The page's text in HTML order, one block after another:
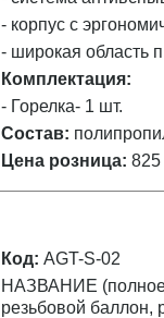
- корпус с
- широкая область
Комплектация:
- Горелка- 1 шт.
Состав:
Цена розница: 825
Код: AGT-S-02
НАЗВАНИЕ
резьбовой баллон,